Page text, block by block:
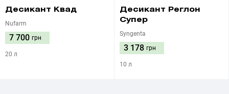
Десикант Квад
Nufarm
7 700 грн
20 л
Десикант Реглон
Супер
Syngenta
3 178 грн
10 л